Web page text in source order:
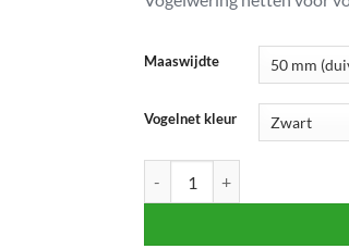
Maaswijdte
Vogelnet kleur